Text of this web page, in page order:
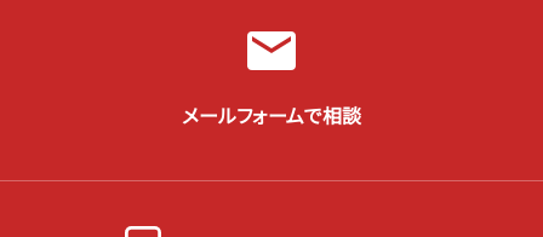
メールフォームで相談